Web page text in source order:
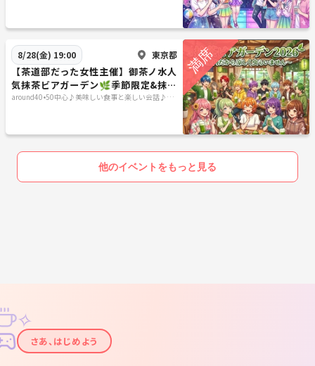
8/28(金) 19:00 東京都
【茶道部だった女性主催】御茶ノ水人
気抹茶ビアガーデン🌿季節限定&抹茶
の魅力堪能✨
around40•50中心♪美味しい食事と楽しい会話♪＋
他のイベントをもっと見る
✦
✧
さあ、はじめよう